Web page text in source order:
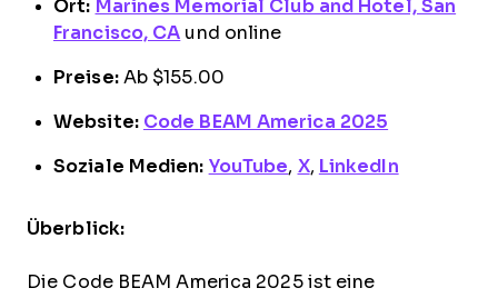
Ort: Marines Memorial Club and Hotel, San
Francisco, CA und online
Preise: Ab $155.00
Website: Code BEAM America 2025
Soziale Medien: YouTube, X, LinkedIn
Überblick:
Die Code BEAM America 2025 ist eine